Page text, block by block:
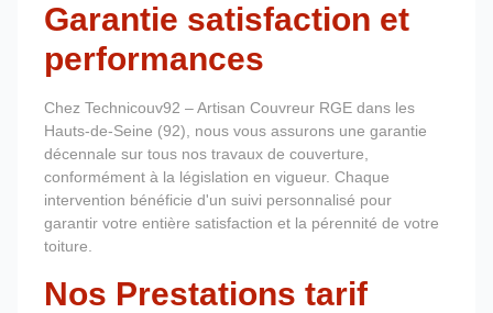
Garantie satisfaction et
performances
Chez Technicouv92 – Artisan Couvreur RGE dans les
Hauts-de-Seine (92), nous vous assurons une garantie
décennale sur tous nos travaux de couverture,
conformément à la législation en vigueur. Chaque
intervention bénéficie d'un suivi personnalisé pour
garantir votre entière satisfaction et la pérennité de votre
toiture.
Nos Prestations tarif